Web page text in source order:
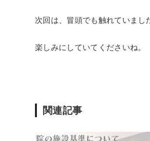
次回は、冒頭でも触れていまし
楽しみにしていてくださいね。
関連記事